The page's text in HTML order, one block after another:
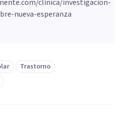
clinica/investigacion-
nueva-esperanza
Trastorno